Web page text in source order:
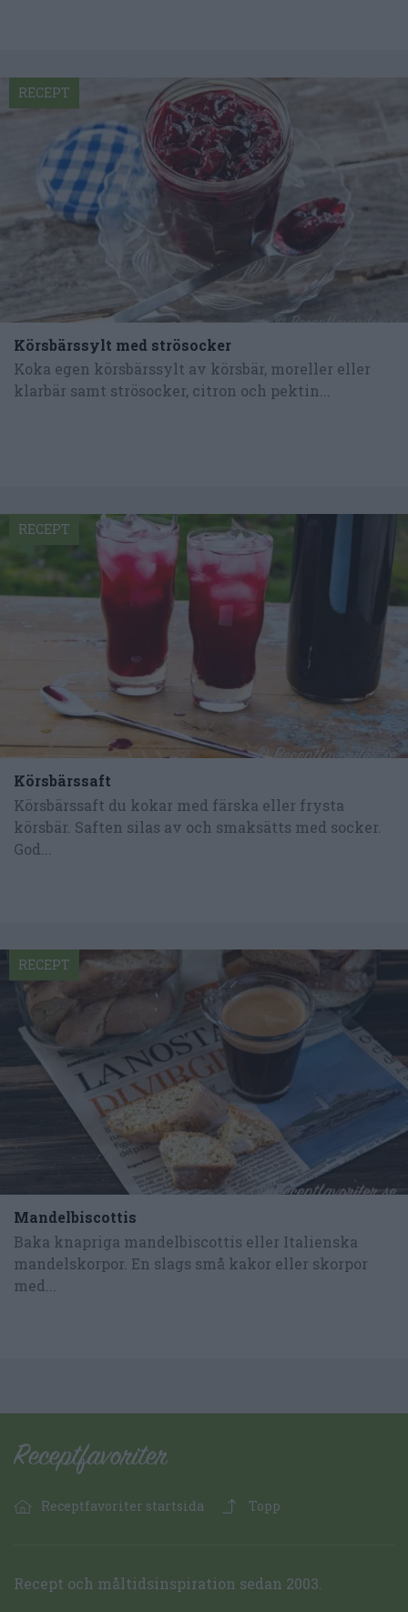
Körsbärssylt med strösocker
Koka egen körsbärssylt av körsbär, moreller eller
klarbär samt strösocker, citron och pektin...
RECEPT
Körsbärssaft
Körsbärssaft du kokar med färska eller frysta
körsbär. Saften silas av och smaksätts med socker.
God...
RECEPT
Mandelbiscottis
Baka knapriga mandelbiscottis eller Italienska
mandelskorpor. En slags små kakor eller skorpor
med...
RECEPT
Receptfavoriter startsida Topp
Recept och måltidsinspiration sedan 2003.